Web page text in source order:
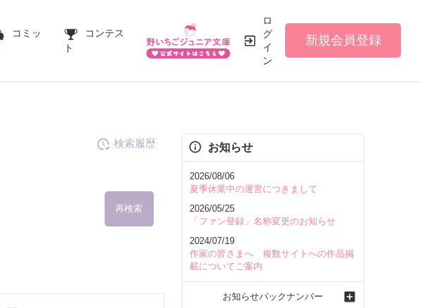
コミッ
コンテス
ト
ロ
グ
イ
ン
新規会員登録
再検索
を含む
検索履歴 お知らせ
2026/08/06
夏季休業中の運営につきまして
2026/05/25
「ファン登録」名称変更のお知らせ
2024/07/19
作家の皆さまへ 複数サイトへの作品掲
載についてご案内
お知らせバックナンバー